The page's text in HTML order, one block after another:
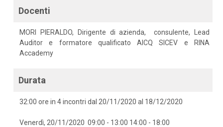
Docenti
MORI PIERALDO, Dirigente di azienda, consulente, Lead
Auditor e formatore qualificato AICQ SICEV e RINA
Accademy
Durata
32:00 ore in 4 incontri dal 20/11/2020 al 18/12/2020
Venerdì, 20/11/2020 09:00 - 13:00 14:00 - 18:00